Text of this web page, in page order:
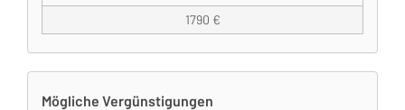
1790 €
Mögliche Vergünstigungen